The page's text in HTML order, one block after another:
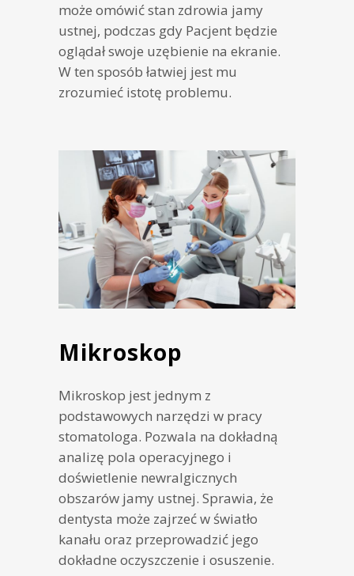
może omówić stan zdrowia jamy
ustnej, podczas gdy Pacjent będzie
oglądał swoje uzębienie na ekranie.
W ten sposób łatwiej jest mu
zrozumieć istotę problemu.
Mikroskop
Mikroskop jest jednym z
podstawowych narzędzi w pracy
stomatologa. Pozwala na dokładną
analizę pola operacyjnego i
doświetlenie newralgicznych
obszarów jamy ustnej. Sprawia, że
dentysta może zajrzeć w światło
kanału oraz przeprowadzić jego
dokładne oczyszczenie i osuszenie.